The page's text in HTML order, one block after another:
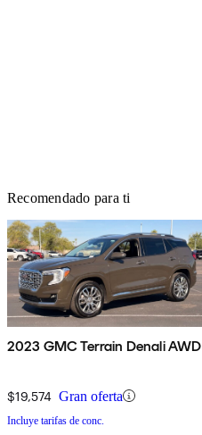
Recomendado para ti
2023 GMC Terrain Denali AWD
$19,574 Gran oferta
Incluye tarifas de conc.